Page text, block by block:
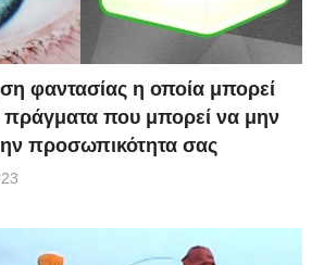
φαντασίας η οποία μπορεί
που μπορεί να μην
προσωπικότητα σας